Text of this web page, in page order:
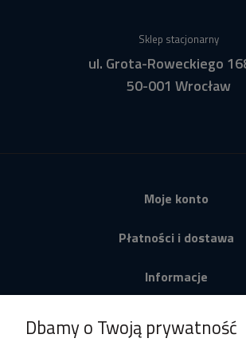
Sklep stacjonarny
ul. Grota-Roweckiego
50-001 Wrocław
Moje konto
Płatności i dostawa
Informacje
Dbamy o Twoją prywatność